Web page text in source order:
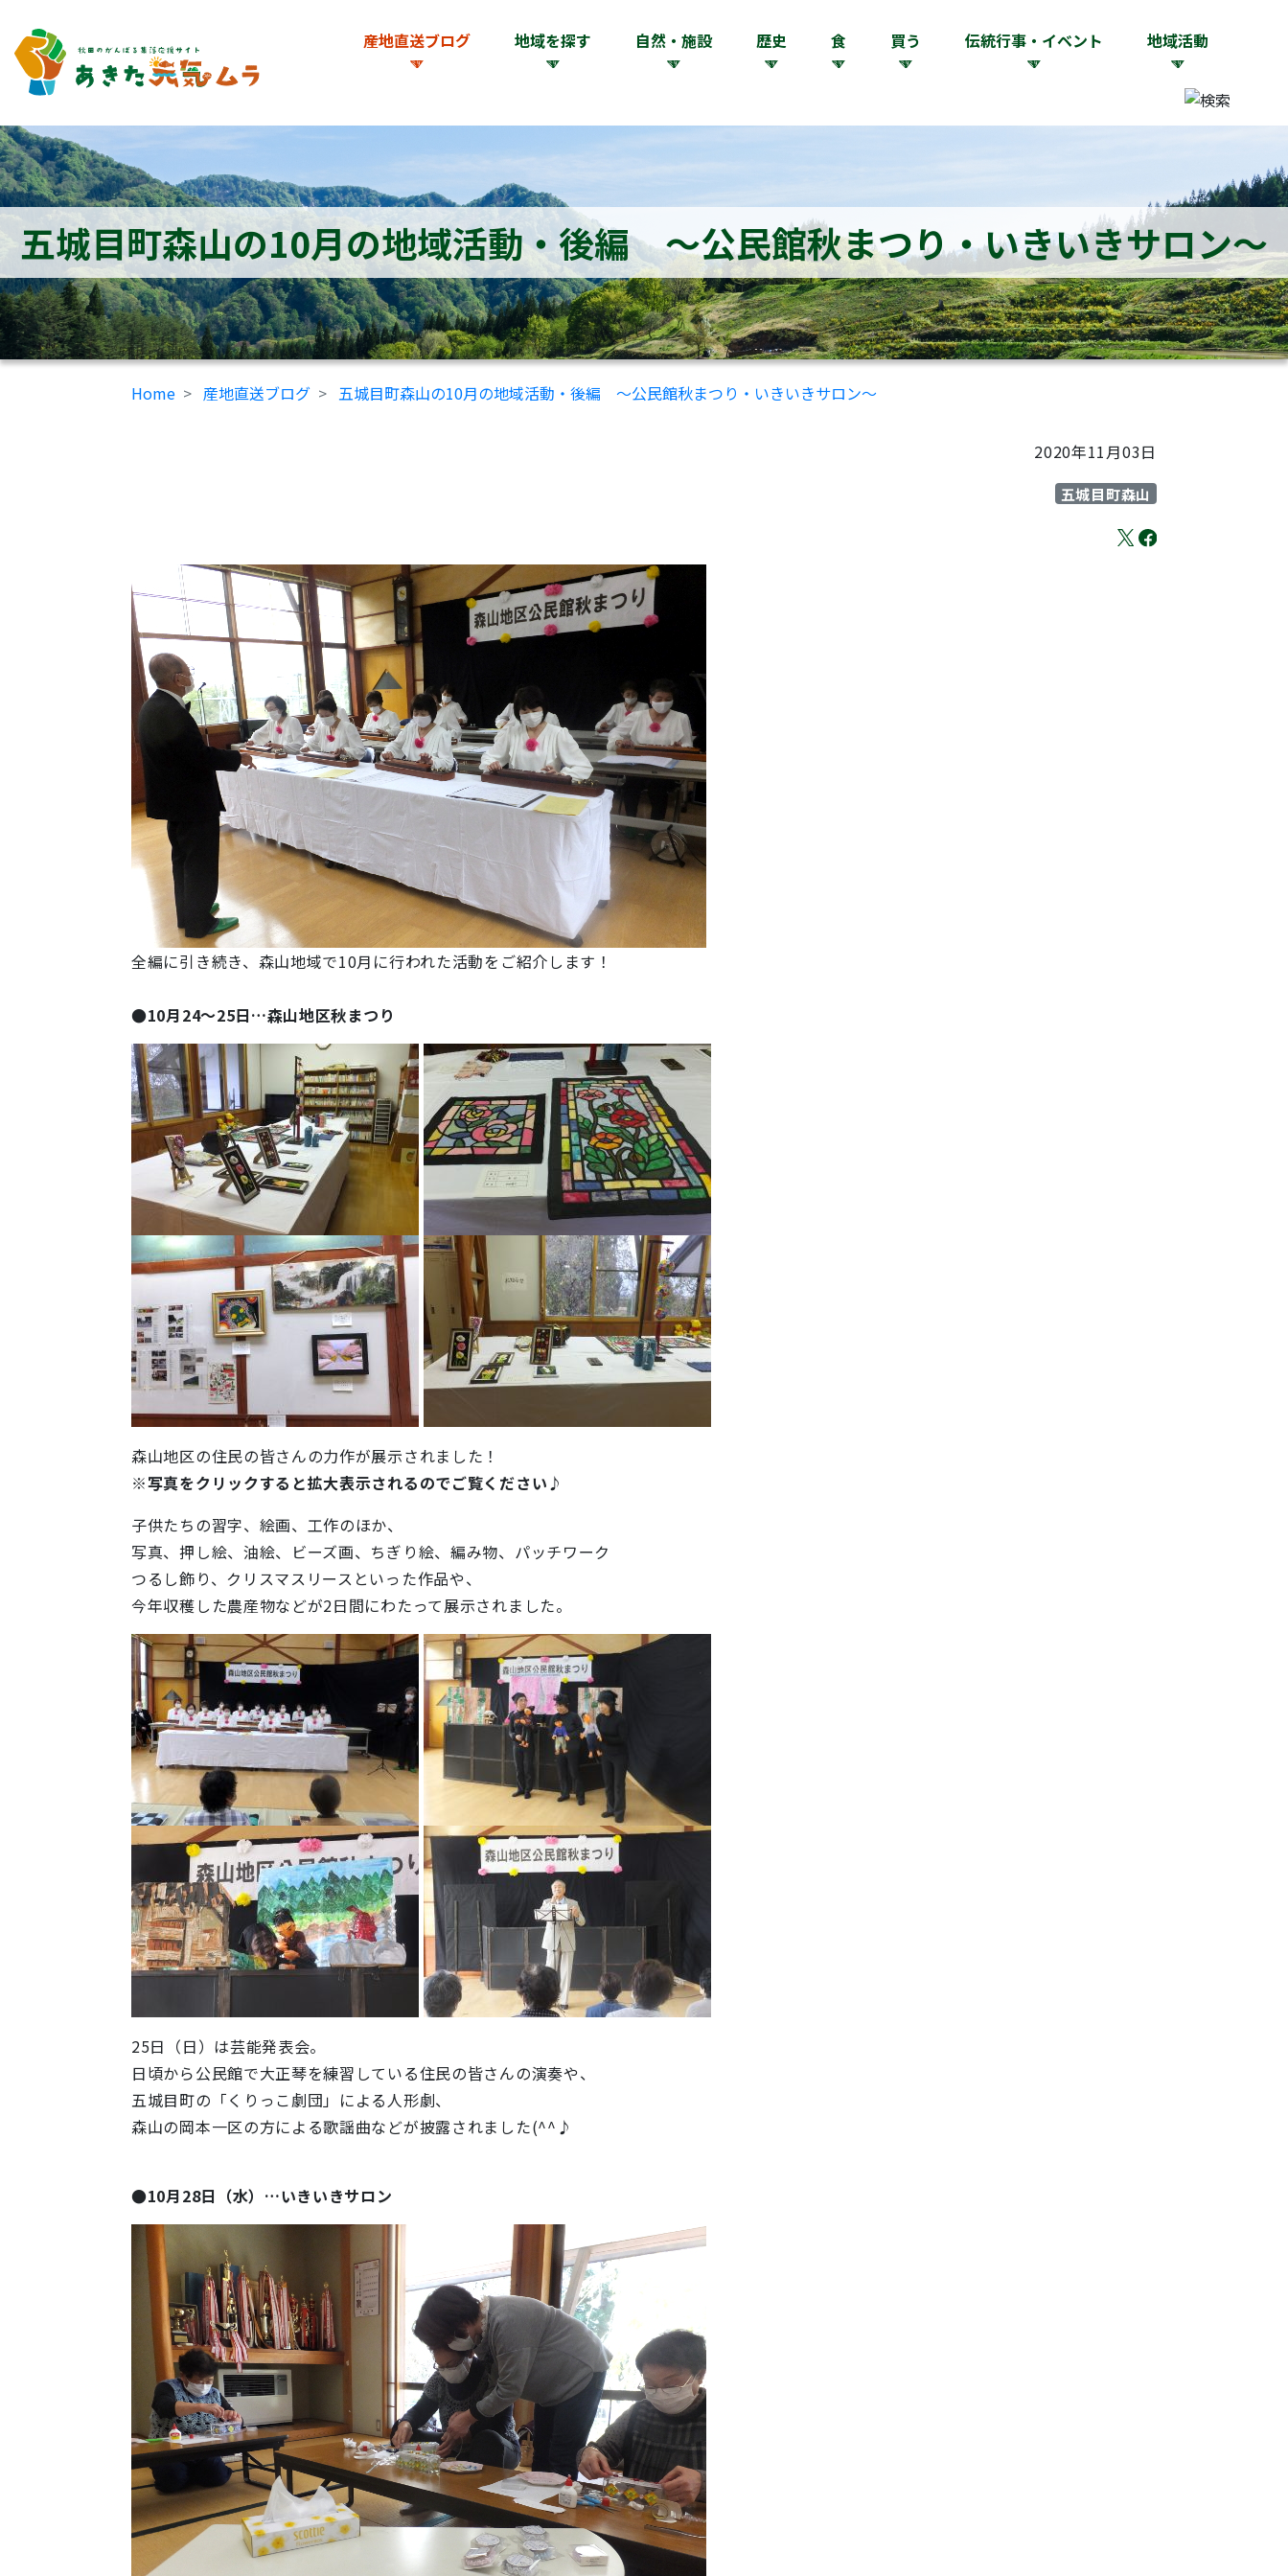
産地直送ブログ 地域を探す 自然・施設 歴史 食 買う 伝統行事・イベント 地域活動
五城目町森山の10月の地域活動・後編 ～公民館秋まつり・いきいきサロン～
Home 産地直送ブログ 五城目町森山の10月の地域活動・後編 ～公民館秋まつり・いきいきサロン～
2020年11月03日
五城目町森山
全編に引き続き、森山地域で10月に行われた活動をご紹介します！
●10月24～25日…森山地区秋まつり
森山地区の住民の皆さんの力作が展示されました！
※写真をクリックすると拡大表示されるのでご覧ください♪
子供たちの習字、絵画、工作のほか、
写真、押し絵、油絵、ビーズ画、ちぎり絵、編み物、パッチワーク
つるし飾り、クリスマスリースといった作品や、
今年収穫した農産物などが2日間にわたって展示されました。
25日（日）は芸能発表会。
日頃から公民館で大正琴を練習している住民の皆さんの演奏や、
五城目町の「くりっこ劇団」による人形劇、
森山の岡本一区の方による歌謡曲などが披露されました(^^♪
●10月28日（水）…いきいきサロン